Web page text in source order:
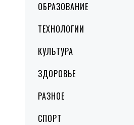
ОБРАЗОВАНИЕ
ТЕХНОЛОГИИ
КУЛЬТУРА
ЗДОРОВЬЕ
РАЗНОЕ
СПОРТ